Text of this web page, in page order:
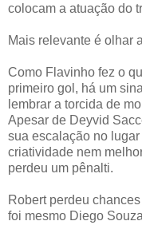
colocam a atuação do
Mais relevante é olhar
Como Flavinho fez o
primeiro gol, há um
lembrar a torcida de
Apesar de Deyvid
sua escalação no
criatividade nem
perdeu um pênalti.
Robert perdeu
foi mesmo Diego